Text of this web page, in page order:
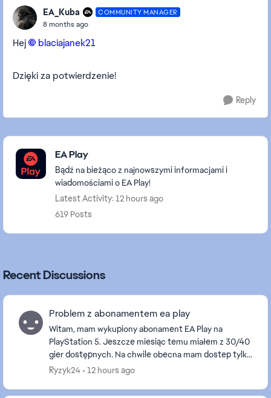
EA_Kuba COMMUNITY MANAGER
8 months ago
Hej blaciajanek21​
Dzięki za potwierdzenie!
Reply
Featured Places
EA Play
Bądź na bieżąco z najnowszymi informacjami i
wiadomościami o EA Play!
Latest Activity: 12 hours ago
619 Posts
Recent Discussions
Problem z abonamentem ea play
Witam, mam wykupiony abonament EA Play na
PlayStation 5. Jeszcze miesiąc temu miałem z 30/40
gier dostępnych. Na chwile obecna mam dostep tylko
do 10 gier. Czy ktoś wie dlaczego tak jest? Czemu ...
Ryzyk24 12 hours ago